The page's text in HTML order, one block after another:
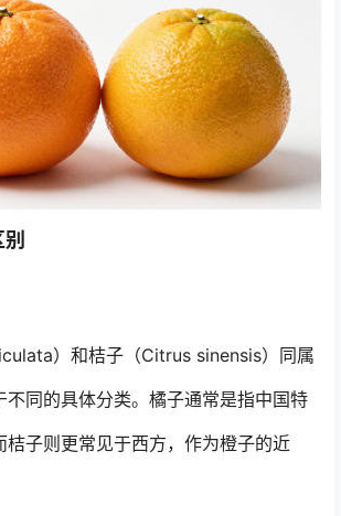
）和桔子（Citrus sinensis）同属
不同的具体分类。橘子通常是指中国特
桔子则更常见于西方，作为橙子的近